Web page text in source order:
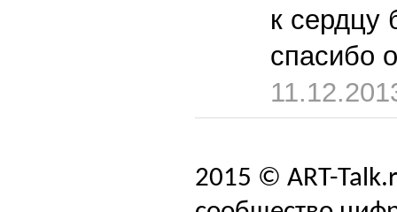
к сердцу
спасибо
2015 © ART-